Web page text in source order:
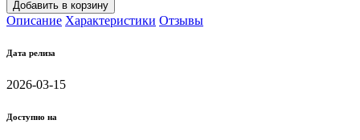
Добавить в корзину
Описание Характеристики Отзывы
Дата релиза
2026-03-15
Доступно на